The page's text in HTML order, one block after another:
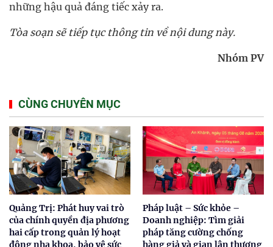
những hậu quả đáng tiếc xảy ra.
Tòa soạn sẽ tiếp tục thông tin về nội dung này.
Nhóm PV
CÙNG CHUYÊN MỤC
Quảng Trị: Phát huy vai trò
của chính quyền địa phương
hai cấp trong quản lý hoạt
động nha khoa, bảo vệ sức
Pháp luật – Sức khỏe –
Doanh nghiệp: Tìm giải
pháp tăng cường chống
hàng giả và gian lận thương